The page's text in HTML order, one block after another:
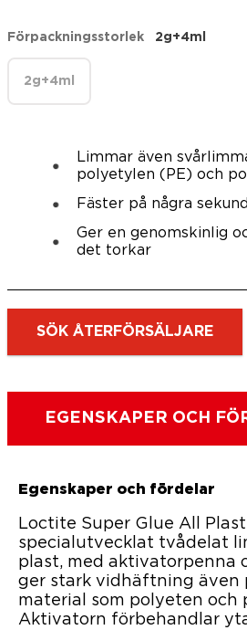
Förpackningsstorlek 2g+4ml
2g+4ml
Limmar även
polyetylen (PE) och
Fäster på några
Ger en genomskinlig
det torkar
SÖK ÅTERFÖRSÄLJARE
EGENSKAPER OCH
Egenskaper och fördelar
Loctite Super Glue All
specialutvecklat tvådelat
plast, med aktivatorpenna
ger stark vidhäftning även
material som polyeten och
Aktivatorn förbehandlar